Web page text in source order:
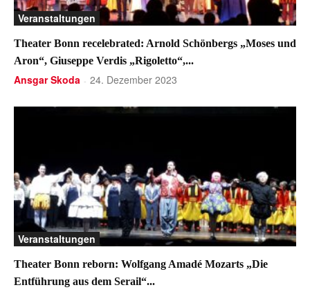
Veranstaltungen
Theater Bonn recelebrated: Arnold Schönbergs „Moses und
Aron“, Giuseppe Verdis „Rigoletto“,...
Ansgar Skoda - 24. Dezember 2023
Veranstaltungen
Theater Bonn reborn: Wolfgang Amadé Mozarts „Die
Entführung aus dem Serail“...